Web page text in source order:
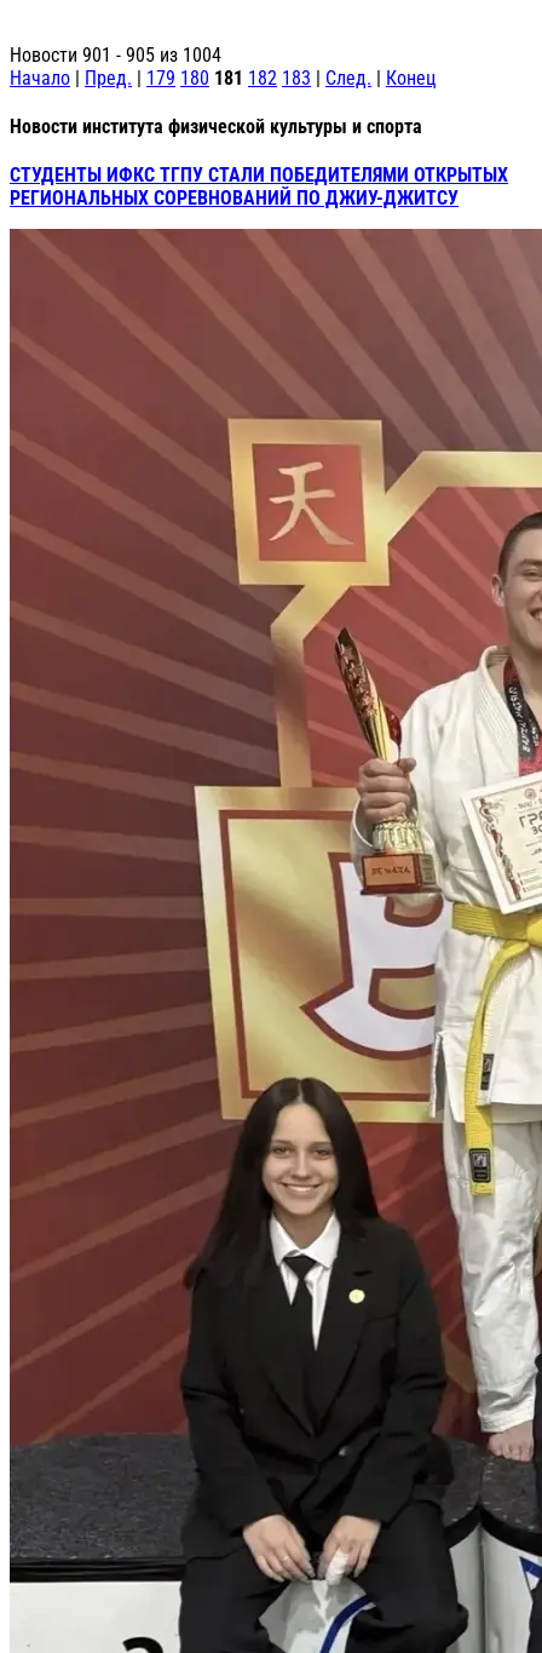
Новости 901 - 905 из 1004
Начало | Пред. | 179 180 181 182 183 | След. | Конец
Новости института физической культуры и спорта
СТУДЕНТЫ ИФКС ТГПУ СТАЛИ ПОБЕДИТЕЛЯМИ ОТКРЫТЫХ
РЕГИОНАЛЬНЫХ СОРЕВНОВАНИЙ ПО ДЖИУ-ДЖИТСУ